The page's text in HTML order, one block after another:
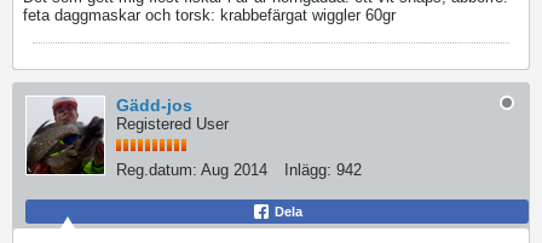
feta daggmaskar och torsk: krabbefärgat wiggler 60gr
Gädd-jos
Registered User
Reg.datum: Aug 2014 Inlägg: 942
Dela